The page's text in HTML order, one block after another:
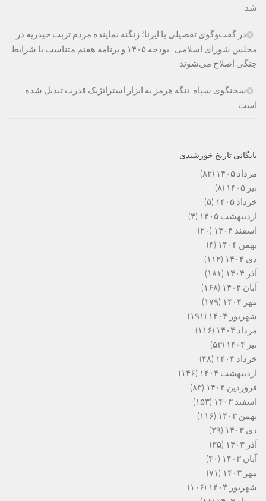
شد
در گفت‌وگوی تفصیلی با ایرنا؛ زنگنه نماینده مردم تربت حیدریه در
مجلس شورای اسلامی : بودجه ۱۴۰۵ و برنامه هفتم متناسب با شرایط
جنگی اصلاح می‌شوند
سخنگوی سپاه: تنگه هرمز به ابزار استراتژیک قدرت تبدیل شده
است
بایگانی تاریخ خورشیدی
مرداد ۱۴۰۵
(۸۲)
تیر ۱۴۰۵
(۸)
خرداد ۱۴۰۵
(۵)
اردیبهشت ۱۴۰۵
(۴)
اسفند ۱۴۰۴
(۲۰)
بهمن ۱۴۰۴
(۴)
دی ۱۴۰۴
(۱۱۲)
آذر ۱۴۰۴
(۱۸۱)
آبان ۱۴۰۴
(۱۶۸)
مهر ۱۴۰۴
(۱۷۹)
شهریور ۱۴۰۴
(۱۹۱)
مرداد ۱۴۰۴
(۱۱۶)
تیر ۱۴۰۴
(۵۳)
خرداد ۱۴۰۴
(۴۸)
اردیبهشت ۱۴۰۴
(۱۴۶)
فروردین ۱۴۰۴
(۸۳)
اسفند ۱۴۰۳
(۱۵۳)
بهمن ۱۴۰۳
(۱۱۶)
دی ۱۴۰۳
(۲۹)
آذر ۱۴۰۳
(۳۵)
آبان ۱۴۰۳
(۴۰)
مهر ۱۴۰۳
(۷۱)
شهریور ۱۴۰۳
(۱۰۶)